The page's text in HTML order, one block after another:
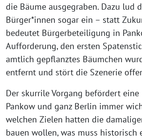
die Bäume ausgegraben. Dazu lud
Bürger*innen sogar ein – statt
bedeutet Bürgerbeteiligung in
Aufforderung, den ersten
amtlich gepflanztes Bäumchen
entfernt und stört die Szenerie
Der skurrile Vorgang befördert
Pankow und ganz Berlin immer
welchen Zielen hatten die
bauen wollen, was muss historisch